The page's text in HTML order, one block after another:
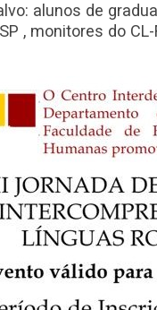
alunos de
, monitores do